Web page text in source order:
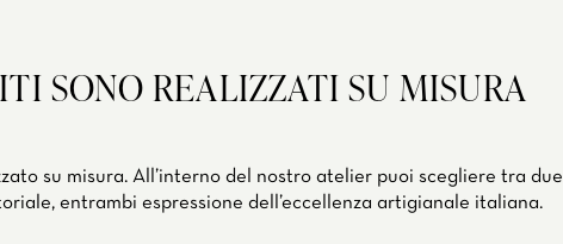
SONO REALIZZATI SU MISURA
su misura. All’interno del nostro atelier puoi scegliere tra due
entrambi espressione dell’eccellenza artigianale italiana.